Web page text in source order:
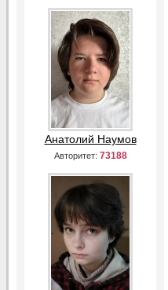
Анатолий Наумов
Авторитет: 73188